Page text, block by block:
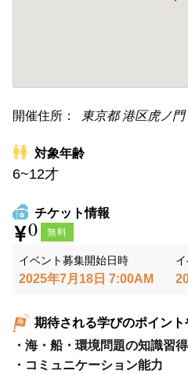
開催住所： 東京都 港区虎ノ門
対象年齢
6~12才
チケット情報
0 無料
イベント募集開始日時
2025年7月18日 7:00AM
期待される学びのポイン
・海・船・環境問題の知識習得
・コミュニケーション能力